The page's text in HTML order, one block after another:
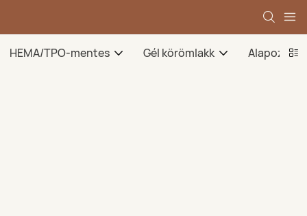
HEMA/TPO-mentes Gél körömlakk Alapozó gél